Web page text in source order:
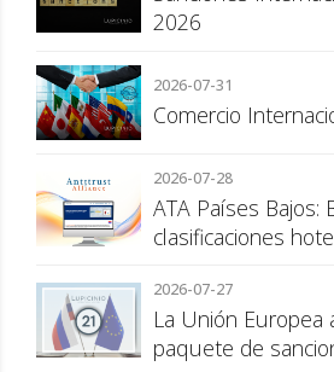
2026
2026-07-31
Comercio
2026-07-28
ATA Países Bajos:
clasificaciones
consumidor
2026-07-27
La Unión Europea
paquete de